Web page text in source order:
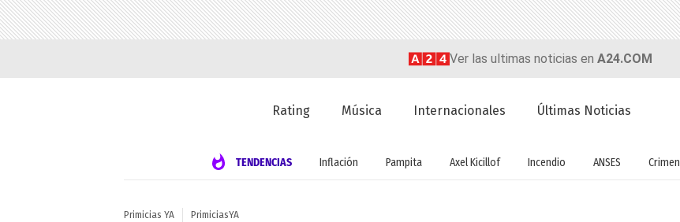
Ver las ultimas noticias en A24.COM
Rating Música Internacionales Últimas Noticias
TENDENCIAS Inflación Pampita Axel Kicillof Incendio ANSES Crimen
Primicias YA PrimiciasYA